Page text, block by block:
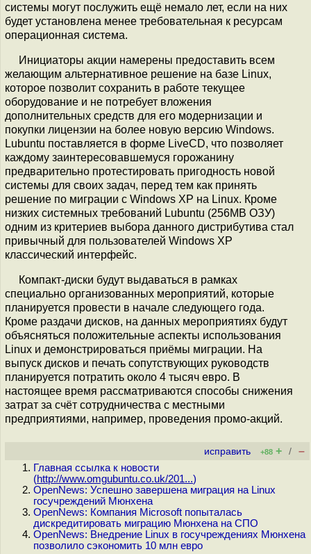
системы могут послужить ещё немало лет, если на них
будет установлена менее требовательная к ресурсам
операционная система.
Инициаторы акции намерены предоставить всем
желающим альтернативное решение на базе Linux,
которое позволит сохранить в работе текущее
оборудование и не потребует вложения
дополнительных средств для его модернизации и
покупки лицензии на более новую версию Windows.
Lubuntu поставляется в форме LiveCD, что позволяет
каждому заинтересовавшемуся горожанину
предварительно протестировать пригодность новой
системы для своих задач, перед тем как принять
решение по миграции с Windows XP на Linux. Кроме
низких системных требований Lubuntu (256MB ОЗУ)
одним из критериев выбора данного дистрибутива стал
привычный для пользователей Windows XP
классический интерфейс.
Компакт-диски будут выдаваться в рамках
специально организованных мероприятий, которые
планируется провести в начале следующего года.
Кроме раздачи дисков, на данных мероприятиях будут
объясняться положительные аспекты использования
Linux и демонстрироваться приёмы миграции. На
выпуск дисков и печать сопутствующих руководств
планируется потратить около 4 тысяч евро. В
настоящее время рассматриваются способы снижения
затрат за счёт сотрудничества с местными
предприятиями, например, проведения промо-акций.
исправить +88 + / –
Главная ссылка к новости
(http://www.omgubuntu.co.uk/201...)
OpenNews: Успешно завершена миграция на Linux
госучреждений Мюнхена
OpenNews: Компания Microsoft попыталась
дискредитировать миграцию Мюнхена на СПО
OpenNews: Внедрение Linux в госучреждениях Мюнхена
позволило сэкономить 10 млн евро